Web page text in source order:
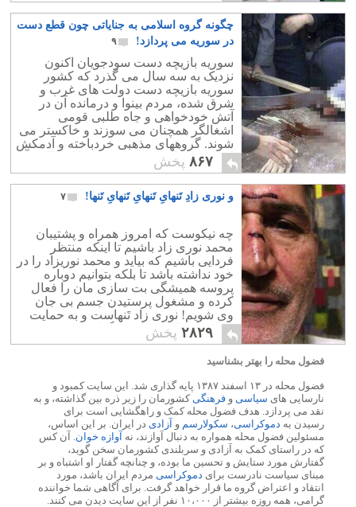
چگونه گروه اسلامی به جنایاتی چون قطع دست
در سوریه می پردازد!
۹
سوریه بازیچه دست سودجویان اکنون
نزدیک به سه سال می گذرد که کشور
سوریه بازیچه دست دولت های غرب و
شرق شده، مردم بینوا و درمانده آن در
آتش خودخواهی و جاه طلبی قومی
اشغالگر همچنان می سوزند و خاکستر می
شوند. گروههای مذهبی خردباخته و آدمکش
این کشور تاریخی و پیشرفته را اشغال و آن
را با خاک یکسان کردند
۸۶۷ پخش
و نوری زادِ تَنهایِ تَنهایِ تَنهایِ تَنها! ۷
چه نیکوست که امروز همراه و پشتیبان
محمد نوری زاد باشیم تا اینکه منتظر
فردایی باشیم که بیاید و محمد نوریزاد را در
خود نداشته باشد تا بلکه بتوانیم دوباره
پروسه همیشگی بت سازی مان را فعال
کرده و مشغول پرستیدن جسم بی جان
وی شویم! نوری زاد تَنهاست و به حمایت
ما احتیاج دارد، تَنهایش نگذاریم.
۲۸۲۹ پخش
فضول محله را بهتر بشناسید
فضول محله در ۱۳ اسفند ۱۳۸۷ پایه گذاری شد. این سایت کمبود و
نارسایی های سیاسی و فرهنگیکشورمان را زیر ذره بین گذاشته، و به
نقد می پردازد. هدف فضول محله کمک و راهگشایی است برای
رسیدن به دموکراسی، سکولارسم و آزادی در ایران. بر این اساس،
مسئولین فضول محله همواره به دنبال آوازند، نه آوازه خوان. آن کس
که در راستای کمک به آزادی و سربلندی کشورمان سخن گوید،
گفتارش مورد ستایش و تحسین ما بوده، و چنانچه گفتار او اشتباه و بر
مبنای سیاست نادرست برای دموکراسی مردم ایران باشد، مورد
انتقاد و اعتراض گروه ما قرار خواهد گرفت. برای آگاهی شما خواننده
گرامی، همه روزه بیشتر از ۱۰،۰۰۰ نفر از این سایت دیدن می کنند.